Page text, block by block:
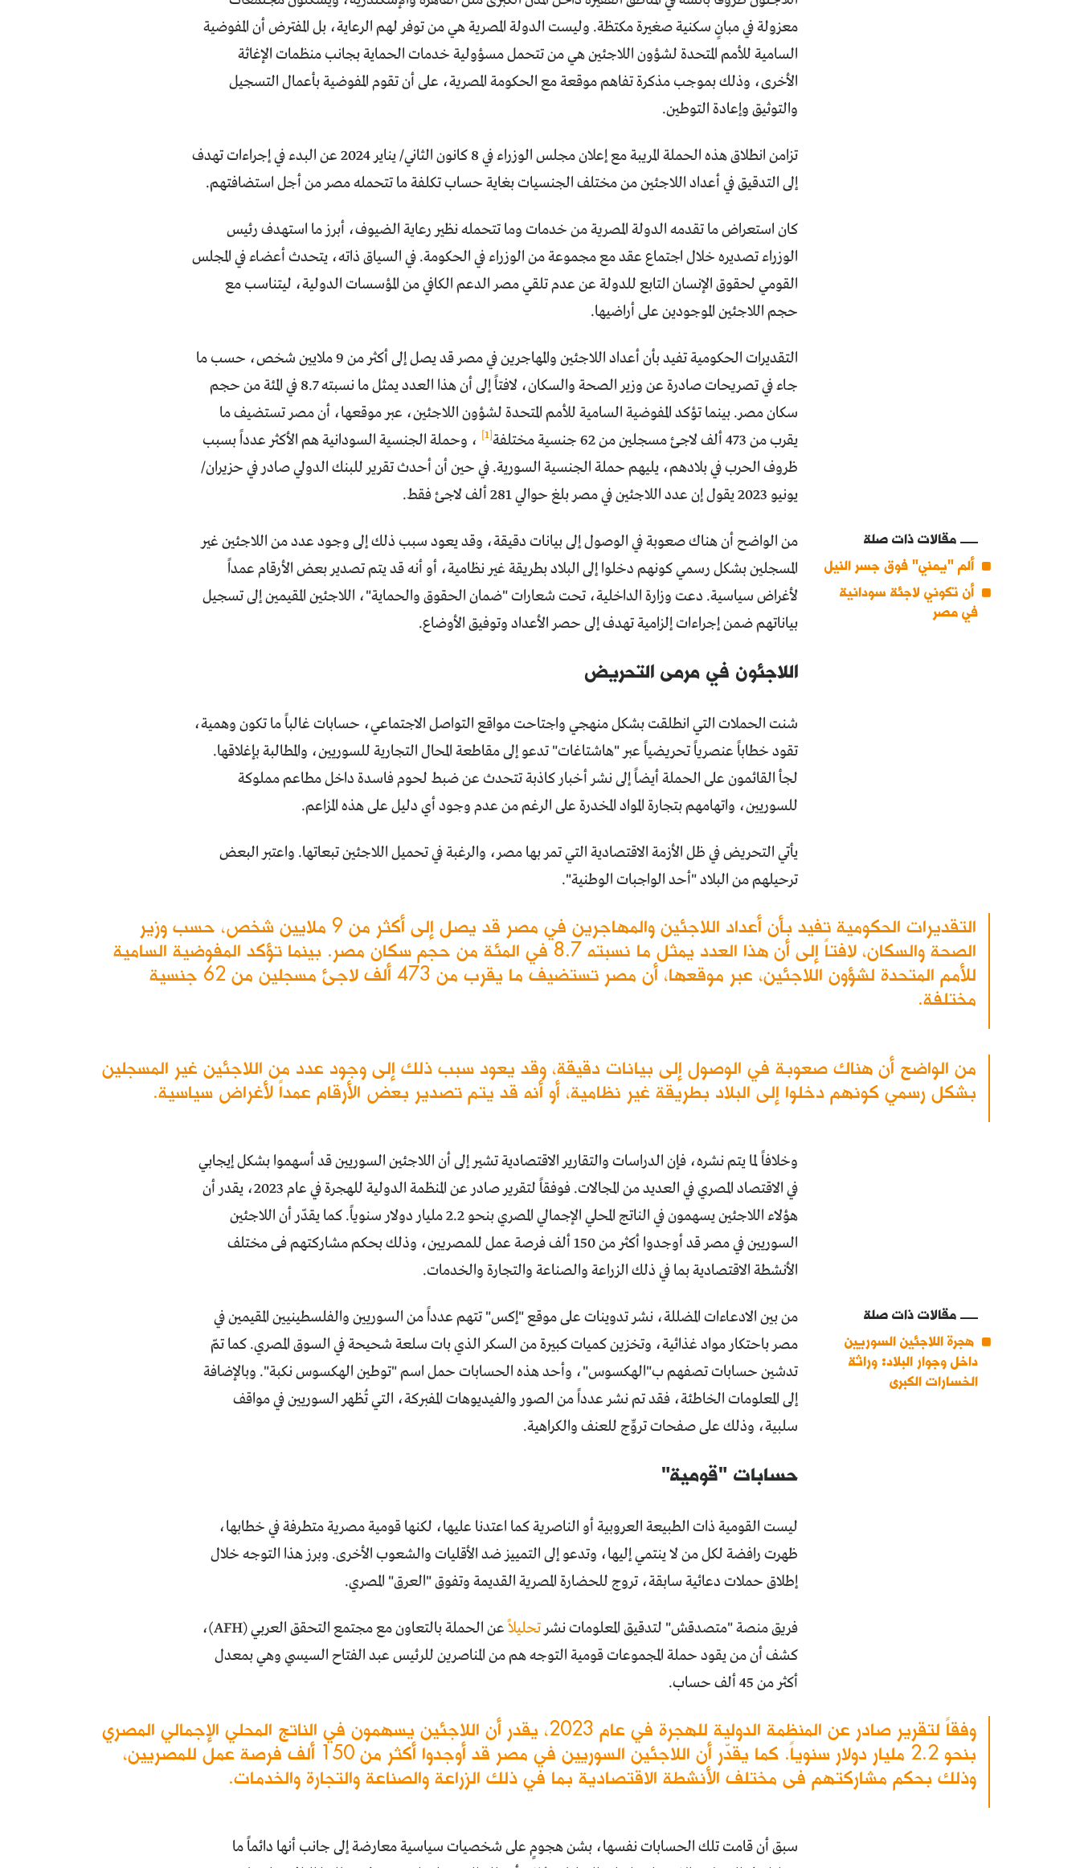
معزولة في مبانٍ سكنية صغيرة مكتظة. وليست الدولة المصرية هي من توفر لهم الرعاية، بل المفترض أن المفوضية
السامية للأمم المتحدة لشؤون اللاجئين هي من تتحمل مسؤولية خدمات الحماية بجانب منظمات الإغاثة
الأخرى، وذلك بموجب مذكرة تفاهم موقعة مع الحكومة المصرية، على أن تقوم المفوضية بأعمال التسجيل
والتوثيق وإعادة التوطين.
تزامن انطلاق هذه الحملة المريبة مع إعلان مجلس الوزراء في 8 كانون الثاني/ يناير 2024 عن البدء في إجراءات تهدف
إلى التدقيق في أعداد اللاجئين من مختلف الجنسيات بغاية حساب تكلفة ما تتحمله مصر من أجل استضافتهم.
كان استعراض ما تقدمه الدولة المصرية من خدمات وما تتحمله نظير رعاية الضيوف، أبرز ما استهدف رئيس
الوزراء تصديره خلال اجتماع عقد مع مجموعة من الوزراء في الحكومة. في السياق ذاته، يتحدث أعضاء في المجلس
القومي لحقوق الإنسان التابع للدولة عن عدم تلقي مصر الدعم الكافي من المؤسسات الدولية، ليتناسب مع
حجم اللاجئين الموجودين على أراضيها.
التقديرات الحكومية تفيد بأن أعداد اللاجئين والمهاجرين في مصر قد يصل إلى أكثر من 9 ملايين شخص، حسب ما
جاء في تصريحات صادرة عن وزير الصحة والسكان، لافتاً إلى أن هذا العدد يمثل ما نسبته 8.7 في المئة من حجم
سكان مصر. بينما تؤكد المفوضية السامية للأمم المتحدة لشؤون اللاجئين، عبر موقعها، أن مصر تستضيف ما
يقرب من 473 ألف لاجئ مسجلين من 62 جنسية مختلفة
[1]
، وحملة الجنسية السودانية هم الأكثر عدداً بسبب
ظروف الحرب في بلادهم، يليهم حملة الجنسية السورية. في حين أن أحدث تقرير للبنك الدولي صادر في حزيران/
يونيو 2023 يقول إن عدد اللاجئين في مصر بلغ حوالي 281 ألف لاجئ فقط.
مقالات ذات صلة
ألم "يمني" فوق جسر النيل
أن تكوني لاجئة سودانية
في مصر
من الواضح أن هناك صعوبة في الوصول إلى بيانات دقيقة، وقد يعود سبب ذلك إلى وجود عدد من اللاجئين غير
المسجلين بشكل رسمي كونهم دخلوا إلى البلاد بطريقة غير نظامية، أو أنه قد يتم تصدير بعض الأرقام عمداً
لأغراض سياسية. دعت وزارة الداخلية، تحت شعارات "ضمان الحقوق والحماية"، اللاجئين المقيمين إلى تسجيل
بياناتهم ضمن إجراءات إلزامية تهدف إلى حصر الأعداد وتوفيق الأوضاع.
اللاجئون في مرمى التحريض
شنت الحملات التي انطلقت بشكل منهجي واجتاحت مواقع التواصل الاجتماعي، حسابات غالباً ما تكون وهمية،
تقود خطاباً عنصرياً تحريضياً عبر "هاشتاغات" تدعو إلى مقاطعة المحال التجارية للسوريين، والمطالبة بإغلاقها.
لجأ القائمون على الحملة أيضاً إلى نشر أخبار كاذبة تتحدث عن ضبط لحوم فاسدة داخل مطاعم مملوكة
للسوريين، واتهامهم بتجارة المواد المخدرة على الرغم من عدم وجود أي دليل على هذه المزاعم.
يأتي التحريض في ظل الأزمة الاقتصادية التي تمر بها مصر، والرغبة في تحميل اللاجئين تبعاتها. واعتبر البعض
ترحيلهم من البلاد "أحد الواجبات الوطنية".
التقديرات الحكومية تفيد بأن أعداد اللاجئين والمهاجرين في مصر قد يصل إلى أكثر من 9 ملايين شخص، حسب وزير
الصحة والسكان، لافتاً إلى أن هذا العدد يمثل ما نسبته 8.7 في المئة من حجم سكان مصر. بينما تؤكد المفوضية السامية
للأمم المتحدة لشؤون اللاجئين، عبر موقعها، أن مصر تستضيف ما يقرب من 473 ألف لاجئ مسجلين من 62 جنسية
مختلفة.
من الواضح أن هناك صعوبة في الوصول إلى بيانات دقيقة، وقد يعود سبب ذلك إلى وجود عدد من اللاجئين غير المسجلين
بشكل رسمي كونهم دخلوا إلى البلاد بطريقة غير نظامية، أو أنه قد يتم تصدير بعض الأرقام عمداً لأغراض سياسية.
وخلافاً لما يتم نشره، فإن الدراسات والتقارير الاقتصادية تشير إلى أن اللاجئين السوريين قد أسهموا بشكل إيجابي
في الاقتصاد المصري في العديد من المجالات. فوفقاً لتقرير صادر عن المنظمة الدولية للهجرة في عام 2023، يقدر أن
هؤلاء اللاجئين يسهمون في الناتج المحلي الإجمالي المصري بنحو 2.2 مليار دولار سنوياً. كما يقدّر أن اللاجئين
السوريين في مصر قد أوجدوا أكثر من 150 ألف فرصة عمل للمصريين، وذلك بحكم مشاركتهم فى مختلف
الأنشطة الاقتصادية بما في ذلك الزراعة والصناعة والتجارة والخدمات.
مقالات ذات صلة
هجرة اللاجئين السوريين
داخل وجوار البلاد: وراثة
الخسارات الكبرى
من بين الادعاءات المضللة، نشر تدوينات على موقع "إكس" تتهم عدداً من السوريين والفلسطينيين المقيمين في
مصر باحتكار مواد غذائية، وتخزين كميات كبيرة من السكر الذي بات سلعة شحيحة في السوق المصري. كما تمّ
تدشين حسابات تصفهم ب"الهكسوس"، وأحد هذه الحسابات حمل اسم "توطين الهكسوس نكبة". وبالإضافة
إلى المعلومات الخاطئة، فقد تم نشر عدداً من الصور والفيديوهات المفبركة، التي تُظهر السوريين في مواقف
سلبية، وذلك على صفحات تروِّج للعنف والكراهية.
حسابات "قومية"
ليست القومية ذات الطبيعة العروبية أو الناصرية كما اعتدنا عليها، لكنها قومية مصرية متطرفة في خطابها،
ظهرت رافضة لكل من لا ينتمي إليها، وتدعو إلى التمييز ضد الأقليات والشعوب الأخرى. وبرز هذا التوجه خلال
إطلاق حملات دعائية سابقة، تروج للحضارة المصرية القديمة وتفوق "العرق" المصري.
فريق منصة "متصدقش" لتدقيق المعلومات نشر تحليلاً
عن الحملة بالتعاون مع مجتمع التحقق العربي (AFH)،
كشف أن من يقود حملة المجموعات قومية التوجه هم من المناصرين للرئيس عبد الفتاح السيسي وهي بمعدل
أكثر من 45 ألف حساب.
وفقاً لتقرير صادر عن المنظمة الدولية للهجرة في عام 2023، يقدر أن اللاجئين يسهمون في الناتج المحلي الإجمالي المصري
بنحو 2.2 مليار دولار سنوياً. كما يقدّر أن اللاجئين السوريين في مصر قد أوجدوا أكثر من 150 ألف فرصة عمل للمصريين،
وذلك بحكم مشاركتهم فى مختلف الأنشطة الاقتصادية بما في ذلك الزراعة والصناعة والتجارة والخدمات.
سبق أن قامت تلك الحسابات نفسها، بشن هجومٍ على شخصيات سياسية معارضة إلى جانب أنها دائماً ما